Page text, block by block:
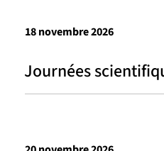
Journées
18 novembre 2026